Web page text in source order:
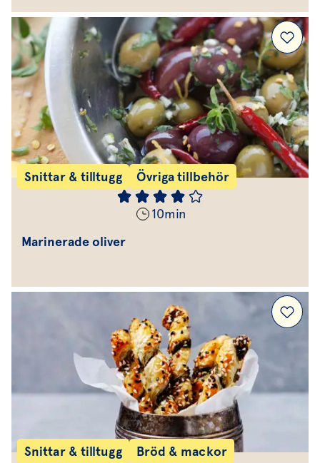
Snittar & tilltugg Övriga tillbehör
10min
Marinerade oliver
Snittar & tilltugg Bröd & mackor